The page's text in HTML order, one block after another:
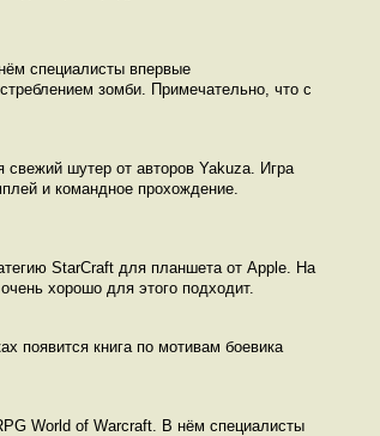
специалисты впервые
зомби. Примечательно, что с
шутер от авторов Yakuza. Игра
и командное прохождение.
StarCraft для планшета от Apple. На
хорошо для этого подходит.
появится книга по мотивам боевика
World of Warcraft. В нём специалисты